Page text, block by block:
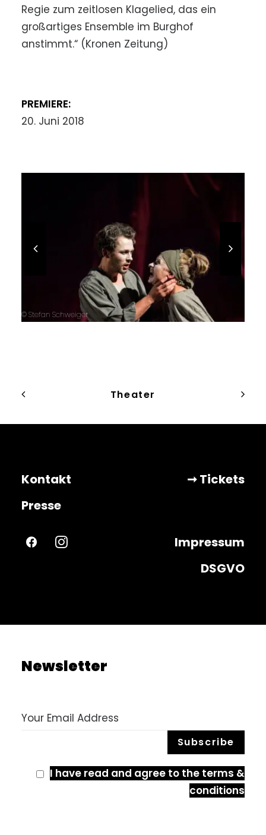
Regie zum zeitlosen Klagelied, das ein
großartiges Ensemble im Burghof
anstimmt.“ (Kronen Zeitung)
PREMIERE:
20. Juni 2018
© Stefan Schweiger
Theater
Kontakt
Presse
➞ Tickets
Impressum
DSGVO
Newsletter
I have read and agree to the terms &
conditions